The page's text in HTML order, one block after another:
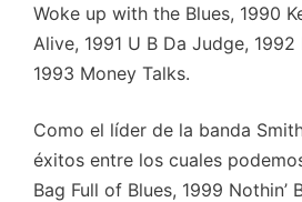
Woke up with the Blues, 1990
Alive, 1991 U B Da Judge, 1992
1993 Money Talks.
Como el líder de la banda
éxitos entre los cuales
Bag Full of Blues, 1999 Nothin’